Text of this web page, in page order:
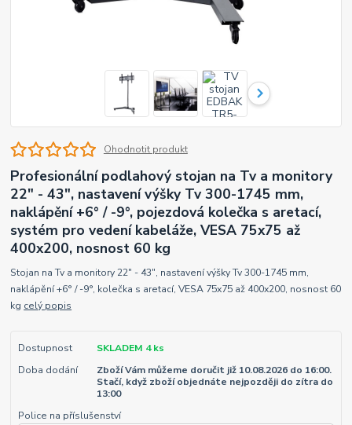
Ohodnotit produkt
Profesionální podlahový stojan na Tv a monitory
22" - 43", nastavení výšky Tv 300-1745 mm,
naklápění +6° / -9°, pojezdová kolečka s aretací,
systém pro vedení kabeláže, VESA 75x75 až
400x200, nosnost 60 kg
Stojan na Tv a monitory 22" - 43", nastavení výšky Tv 300-1745 mm,
naklápění +6° / -9°, kolečka s aretací, VESA 75x75 až 400x200, nosnost 60
kg celý popis
Dostupnost
SKLADEM 4 ks
Doba dodání
Zboží Vám můžeme doručit již 10.08.2026 do 16:00.
Stačí, když zboží objednáte nejpozději do zítra do
13:00
Police na příslušenství